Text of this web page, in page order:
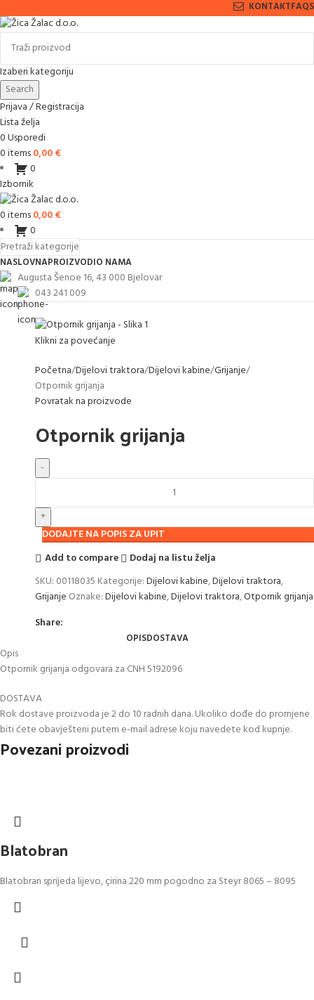
KONTAKTFAQS
Izaberi kategoriju
Search
Prijava / Registracija
Lista želja
0Usporedi
0items0,00€
0
Izbornik
0items0,00€
0
Pretraži kategorije
NASLOVNAPROIZVODIO NAMA
Augusta Šenoe 16, 43 000 Bjelovar
043 241 009
Klikni za povećanje
Početna Dijelovi traktora Dijelovi kabine Grijanje
Otpornik grijanja
Povratak na proizvode
Otpornik grijanja
DODAJTE NA POPIS ZA UPIT
Add to compare
Dodaj na listu želja
SKU: 00118035 Kategorije:Dijelovi kabine,Dijelovi traktora,
Grijanje Oznake:Dijelovi kabine,Dijelovi traktora,Otpornik grijanja
Share:
OPISDOSTAVA
Opis
Otpornik grijanja odgovara za CNH 5192096
DOSTAVA
Rok dostave proizvoda je 2 do 10 radnih dana. Ukoliko dođe do promjene
biti ćete obavješteni putem e-mail adrese koju navedete kod kupnje.
Povezani proizvodi
Blatobran
Blatobran sprijeda lijevo, çirina 220 mm pogodno za Steyr 8065 – 8095